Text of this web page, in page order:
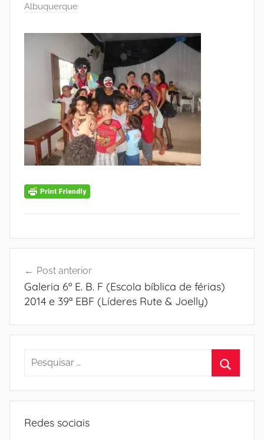
Albuquerque
de
Post
Post anterior
Galeria 6º E. B. F (Escola bíblica de férias)
2014 e 39ª EBF (Líderes Rute & Joelly)
Pesquisar
Redes sociais